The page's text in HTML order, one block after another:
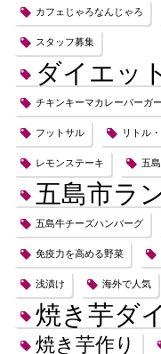
カフェじゃろなんじゃろ
スタッフ募集
ダイエッ
チキンキーマカレーバーガー
フットサル リトル
レモンステーキ 五
五島市ラ
五島牛チーズハンバーグ
免疫力を高める野菜
浅漬け 海外で人気
焼き芋ダ
焼き芋作り